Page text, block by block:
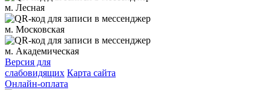
м. Лесная
м. Московская
м. Академическая
Версия для
слабовидящих Карта сайта
Онлайн-оплата